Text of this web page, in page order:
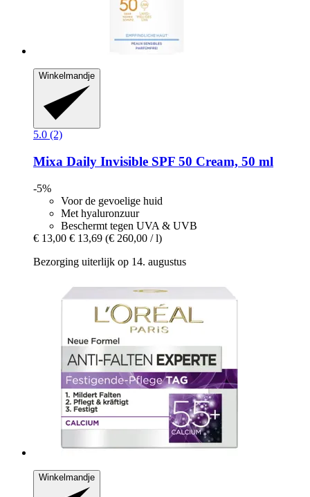
Winkelmandje
5.0 (2)
Mixa Daily Invisible SPF 50 Cream, 50 ml
-5%
Voor de gevoelige huid
Met hyaluronzuur
Beschermt tegen UVA & UVB
€ 13,00 € 13,69 (€ 260,00 / l)
Bezorging uiterlijk op 14. augustus
Winkelmandje